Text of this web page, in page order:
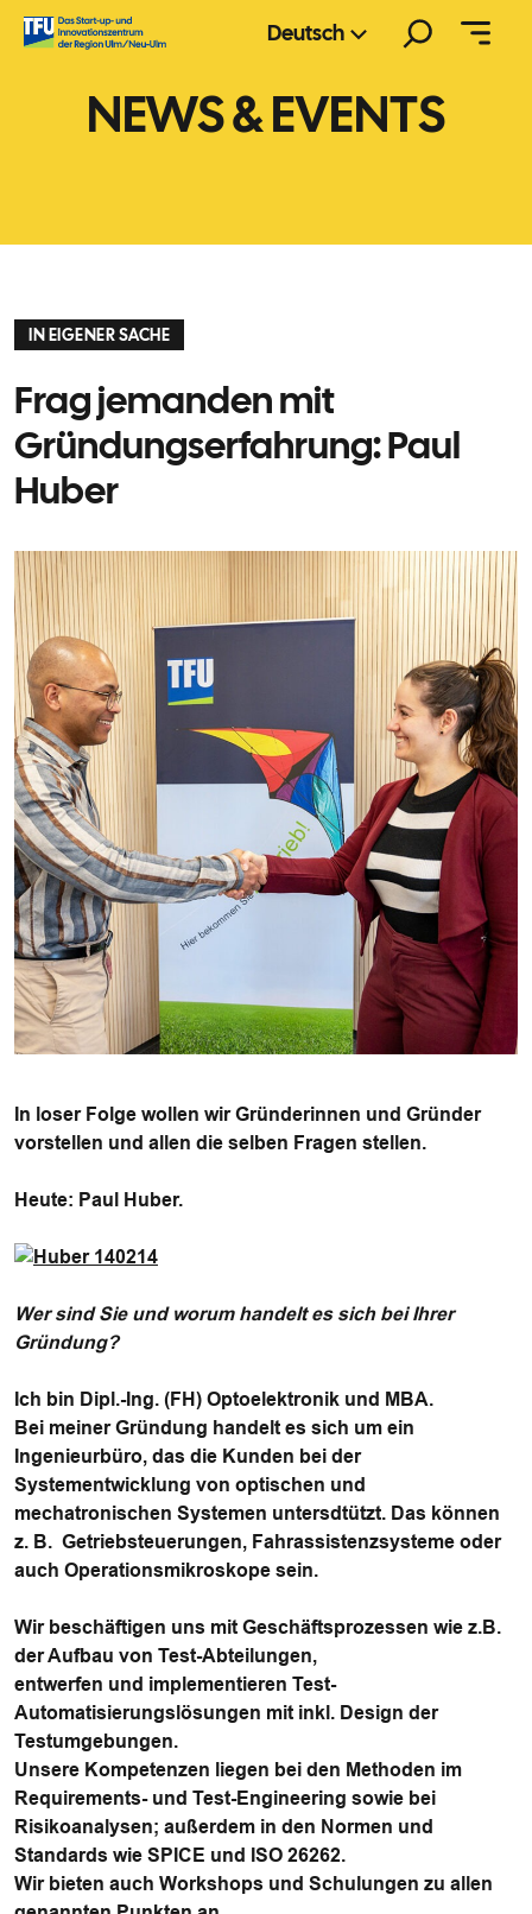
Zum
Inhalt
Deutsch
NEWS & EVENTS
IN EIGENER SACHE
Frag jemanden mit
Gründungserfahrung: Paul
Huber
In loser Folge wollen wir Gründerinnen und Gründer
vorstellen und allen die selben Fragen stellen.
Heute: Paul Huber.
Wer sind Sie und worum handelt es sich bei Ihrer
Gründung?
Ich bin Dipl.-Ing. (FH) Optoelektronik und MBA.
Bei meiner Gründung handelt es sich um ein
Ingenieurbüro, das die Kunden bei der
Systementwicklung von optischen und
mechatronischen Systemen untersdtützt. Das können
z. B. Getriebsteuerungen, Fahrassistenzsysteme oder
auch Operationsmikroskope sein.
Wir beschäftigen uns mit Geschäftsprozessen wie z.B.
der Aufbau von Test-Abteilungen,
entwerfen und implementieren Test-
Automatisierungslösungen mit inkl. Design der
Testumgebungen.
Unsere Kompetenzen liegen bei den Methoden im
Requirements- und Test-Engineering sowie bei
Risikoanalysen; außerdem in den Normen und
Standards wie SPICE und ISO 26262.
Wir bieten auch Workshops und Schulungen zu allen